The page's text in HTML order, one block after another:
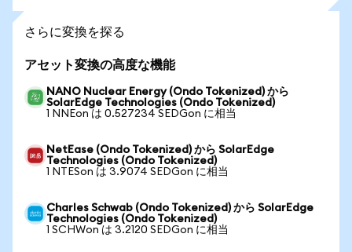
さらに変換を探る
アセット変換の高度な機能
NANO Nuclear Energy (Ondo Tokenized) から
SolarEdge Technologies (Ondo Tokenized)
1 NNEon は 0.527234 SEDGon に相当
NetEase (Ondo Tokenized) から SolarEdge
Technologies (Ondo Tokenized)
1 NTESon は 3.9074 SEDGon に相当
Charles Schwab (Ondo Tokenized) から SolarEdge
Technologies (Ondo Tokenized)
1 SCHWon は 3.2120 SEDGon に相当